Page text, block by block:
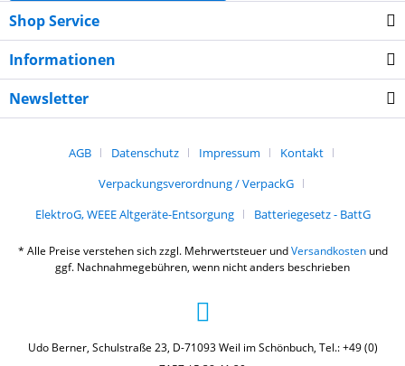
Shop Service
Informationen
Newsletter
AGB Datenschutz Impressum
Kontakt
Verpackungsverordnung / VerpackG
ElektroG, WEEE Altgeräte-Entsorgung
Batteriegesetz - BattG
* Alle Preise verstehen sich zzgl. Mehrwertsteuer undVersandkostenund
ggf. Nachnahmegebühren, wenn nicht anders beschrieben
Udo Berner, Schulstraße 23, D-71093 Weil im Schönbuch, Tel.: +49 (0)